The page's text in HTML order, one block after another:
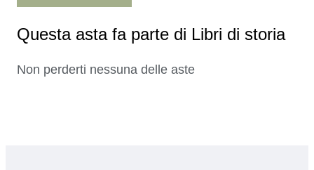
Questa asta fa parte di Libri di storia
Non perderti nessuna delle aste